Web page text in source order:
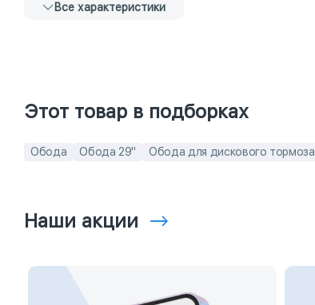
Все характеристики
Этот товар в подборках
Обода Обода 29" Обода для дискового тормоза
Наши акции